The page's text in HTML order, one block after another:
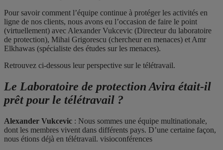
Pour savoir comment l’équipe continue à protéger les activités en
ligne de nos clients, nous avons eu l’occasion de faire le point
(virtuellement) avec Alexander Vukcevic (Directeur du laboratoire
de protection), Mihai Grigorescu (chercheur en menaces) et Amr
Elkhawas (spécialiste des études sur les menaces).
Retrouvez ci-dessous leur perspective sur le télétravail.
Le Laboratoire de protection Avira était-il
prêt pour le télétravail ?
Alexander Vukcevic : Nous sommes une équipe multinationale,
dont les membres vivent dans différents pays. D’une certaine façon,
nous étions déjà en télétravail. visioconférences